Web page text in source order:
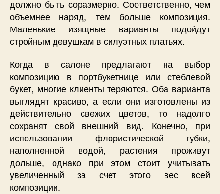
должно быть соразмерно. Соответственно, чем
объемнее наряд, тем больше композиция.
Маленькие изящные варианты подойдут
стройным девушкам в силуэтных платьях.
Когда в салоне предлагают на выбор
композицию в портбукетнице или стеблевой
букет, многие клиенты теряются. Оба варианта
выглядят красиво, а если они изготовлены из
действительно свежих цветов, то надолго
сохранят свой внешний вид. Конечно, при
использовании флористической губки,
наполненной водой, растения проживут
дольше, однако при этом стоит учитывать
увеличенный за счет этого вес всей
композиции.